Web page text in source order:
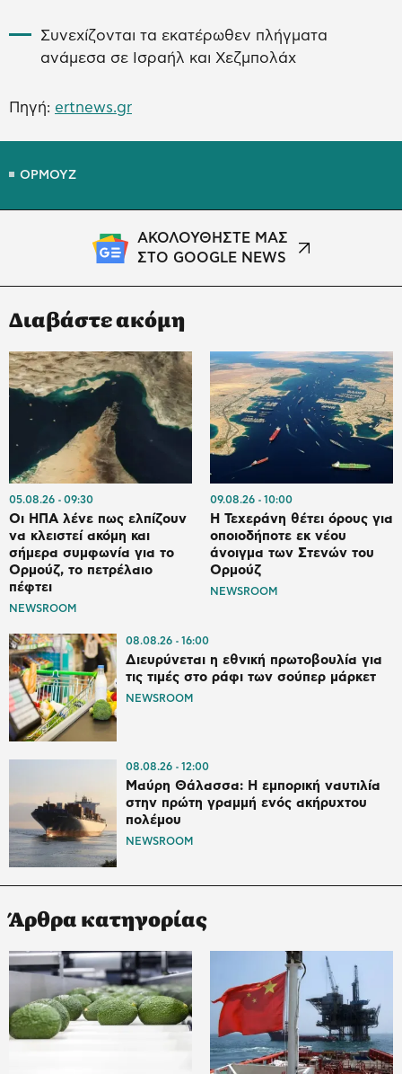
Συνεχίζονται τα εκατέρωθεν πλήγματα
ανάμεσα σε Ισραήλ και Χεζμπολάχ
Πηγή: ertnews.gr
ΟΡΜΟΥΖ
ΑΚΟΛΟΥΘΗΣΤΕ ΜΑΣ
ΣΤΟ GOOGLE NEWS
Διαβάστε ακόμη
05.08.26 09:30
Οι ΗΠΑ λένε πως ελπίζουν
να κλειστεί ακόμη και
σήμερα συμφωνία για το
Ορμούζ, το πετρέλαιο
πέφτει
NEWSROOM
09.08.26 10:00
Η Τεχεράνη θέτει όρους για
οποιοδήποτε εκ νέου
άνοιγμα των Στενών του
Ορμούζ
NEWSROOM
08.08.26 16:00
Διευρύνεται η εθνική πρωτοβουλία για
τις τιμές στο ράφι των σούπερ μάρκετ
NEWSROOM
08.08.26 12:00
Μαύρη Θάλασσα: Η εμπορική ναυτιλία
στην πρώτη γραμμή ενός ακήρυχτου
πολέμου
NEWSROOM
Άρθρα κατηγορίας